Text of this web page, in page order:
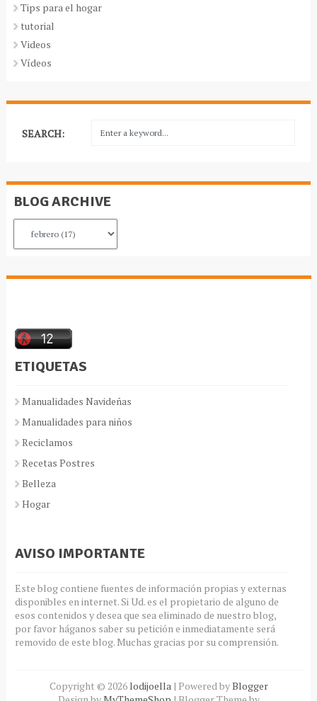
Tips para el hogar
tutorial
Videos
Vídeos
SEARCH:
BLOG ARCHIVE
ETIQUETAS
Manualidades Navideñas
Manualidades para niños
Reciclamos
Recetas Postres
Belleza
Hogar
AVISO IMPORTANTE
Este blog contiene fuentes de información propias y externas
disponibles en internet. Si Ud. es el propietario de alguno de
esos contenidos y desea que sea eliminado de nuestro blog,
por favor háganos saber su petición e inmediatamente será
removido de este blog. Muchas gracias por su comprensión.
Copyright © 2026 lodijoella | Powered byBlogger